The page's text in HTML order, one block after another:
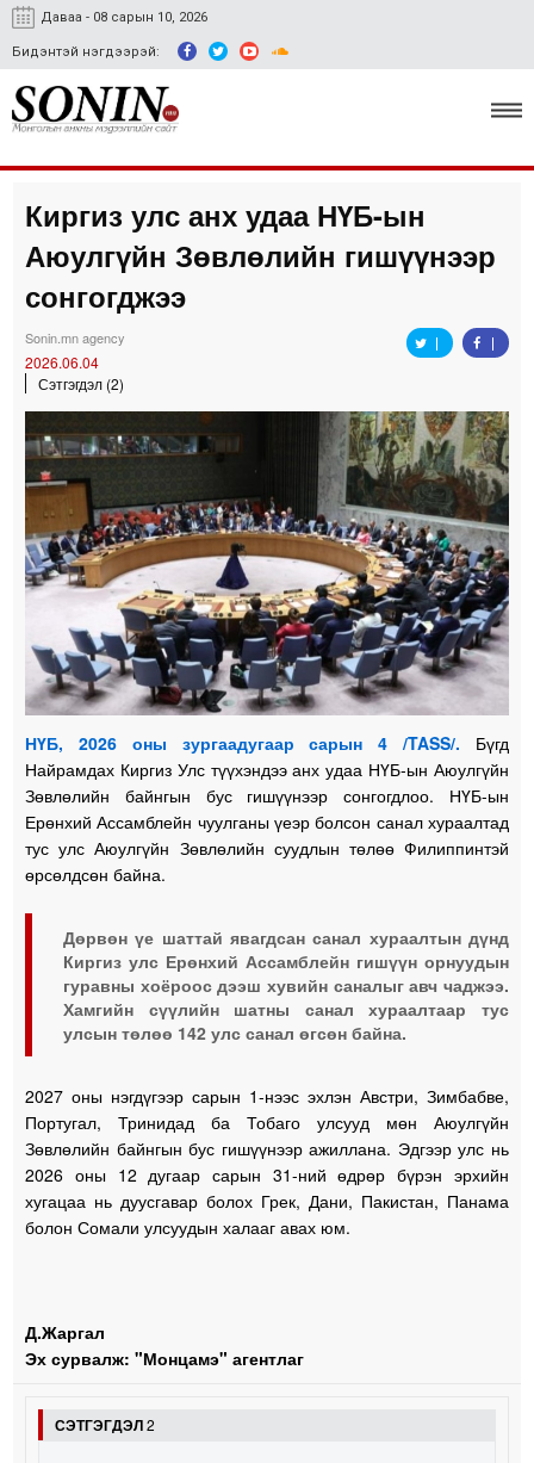
Даваа - 08 сарын 10, 2026
Бидэнтэй нэгдээрэй:
Улс төр, эдийн засаг
Гэмт хэрэг
Easy news
Киргиз улс анх удаа НҮБ-ын
Аюулгүйн Зөвлөлийн гишүүнээр
сонгогджээ
Sonin.mn agency
2026.06.04
Сэтгэгдэл (2)
НҮБ, 2026 оны зургаадугаар сарын 4 /TASS/. Бүгд
Найрамдах Киргиз Улс түүхэндээ анх удаа НҮБ-ын Аюулгүйн
Зөвлөлийн байнгын бус гишүүнээр сонгогдлоо. НҮБ-ын
Ерөнхий Ассамблейн чуулганы үеэр болсон санал хураалтад
тус улс Аюулгүйн Зөвлөлийн суудлын төлөө Филиппинтэй
өрсөлдсөн байна.
Дөрвөн үе шаттай явагдсан санал хураалтын дүнд
Киргиз улс Ерөнхий Ассамблейн гишүүн орнуудын
гуравны хоёроос дээш хувийн саналыг авч чаджээ.
Хамгийн сүүлийн шатны санал хураалтаар тус
улсын төлөө 142 улс санал өгсөн байна.
2027 оны нэгдүгээр сарын 1-нээс эхлэн Австри, Зимбабве,
Португал, Тринидад ба Тобаго улсууд мөн Аюулгүйн
Зөвлөлийн байнгын бус гишүүнээр ажиллана. Эдгээр улс нь
2026 оны 12 дугаар сарын 31-ний өдрөр бүрэн эрхийн
хугацаа нь дуусгавар болох Грек, Дани, Пакистан, Панама
болон Сомали улсуудын халааг авах юм.
Д.Жаргал
Эх сурвалж: "Монцамэ" агентлаг
СЭТГЭГДЭЛ2